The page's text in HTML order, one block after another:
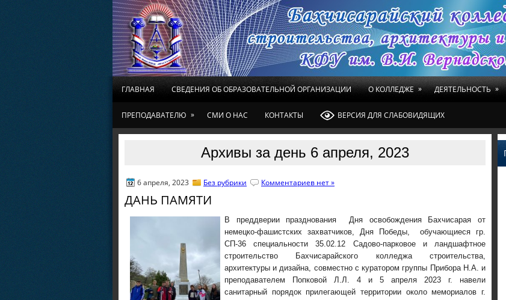
ГЛАВНАЯ СВЕДЕНИЯ ОБ ОБРАЗОВАТЕЛЬНОЙ ОРГАНИЗАЦИИ О КОЛЛЕДЖЕ » ДЕЯТЕЛЬНОСТЬ »
ПРЕПОДАВАТЕЛЮ » СМИ О НАС КОНТАКТЫ ВЕРСИЯ ДЛЯ СЛАБОВИДЯЩИХ
Архивы за день 6 апреля, 2023
6 апреля, 2023 Без рубрики Комментариев нет »
ДАНЬ ПАМЯТИ
В преддверии празднования Дня освобождения Бахчисарая от
немецко-фашистских захватчиков, Дня Победы, обучающиеся гр.
СП-36 специальности 35.02.12 Садово-парковое и ландшафтное
строительство Бахчисарайского колледжа строительства,
архитектуры и дизайна, совместно с куратором группы Прибора Н.А. и
преподавателем Попковой Л.Л. 4 и 5 апреля 2023 г. навели
санитарный порядок прилегающей территории около мемориалов г.